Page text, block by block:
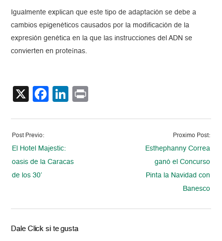
Igualmente explican que este tipo de adaptación se debe a
cambios epigenéticos causados por la modificación de la
expresión genética en la que las instrucciones del ADN se
convierten en proteínas.
X Facebook
LinkedIn
Post Previo:
El Hotel Majestic:
oasis de la Caracas
de los 30′
Proximo Post:
Esthephanny Correa
ganó el Concurso
Pinta la Navidad con
Banesco
Dale Click si te gusta